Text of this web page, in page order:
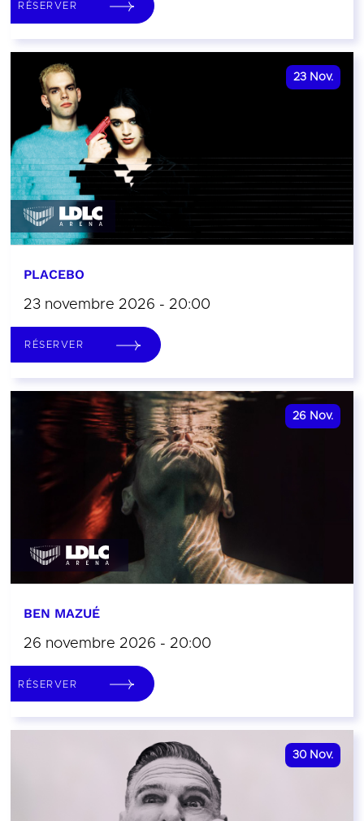
RÉSERVER
23 Nov.
PLACEBO
23 novembre 2026 - 20:00
RÉSERVER
26 Nov.
BEN MAZUÉ
26 novembre 2026 - 20:00
RÉSERVER
30 Nov.